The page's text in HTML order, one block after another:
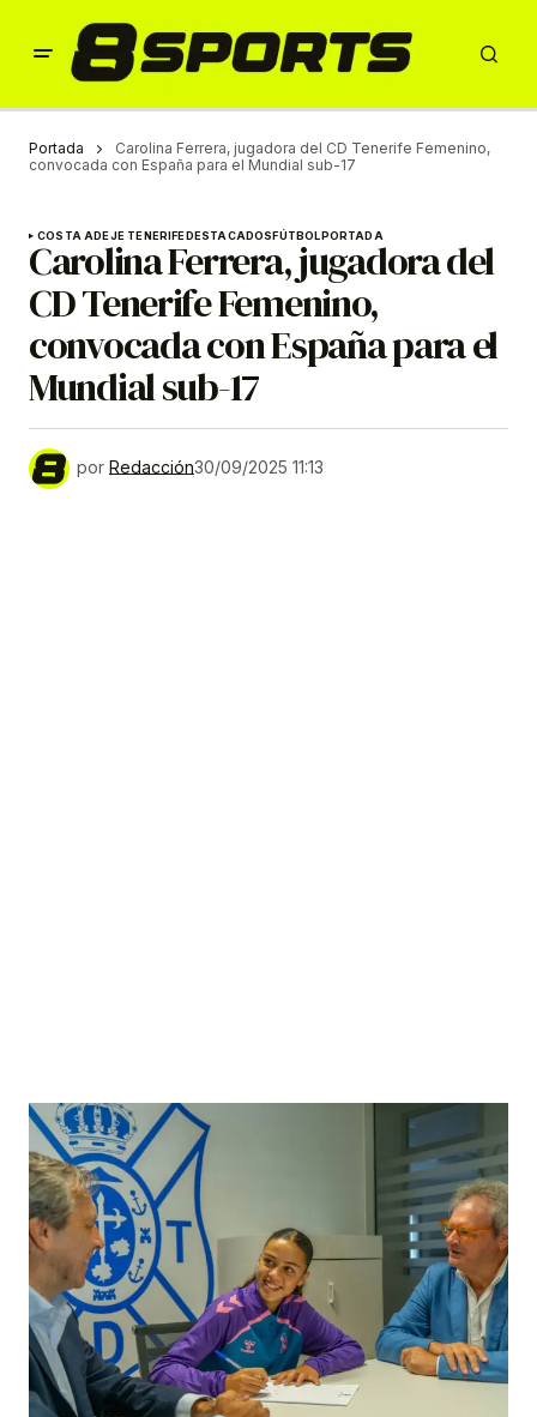
Portada
Carolina Ferrera, jugadora del CD Tenerife Femenino,
convocada con España para el Mundial sub-17
COSTA ADEJE TENERIFEDESTACADOSFÚTBOLPORTADA
Carolina Ferrera, jugadora del
CD Tenerife Femenino,
convocada con España para el
Mundial sub-17
por Redacción30/09/2025 11:13